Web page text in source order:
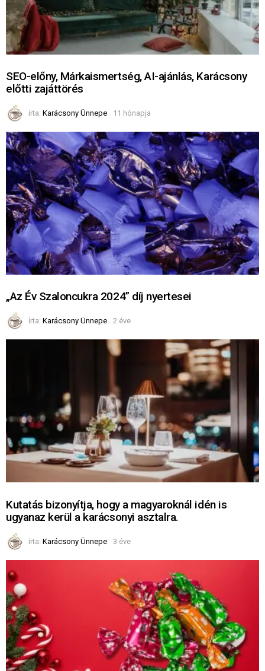
SEO-előny, Márkaismertség, AI-ajánlás, Karácsony
előtti zajáttörés
írta: Karácsony Ünnepe 11 hónapja
„Az Év Szaloncukra 2024” díj nyertesei
írta: Karácsony Ünnepe 2 éve
Kutatás bizonyítja, hogy a magyaroknál idén is
ugyanaz kerül a karácsonyi asztalra.
írta: Karácsony Ünnepe 3 éve